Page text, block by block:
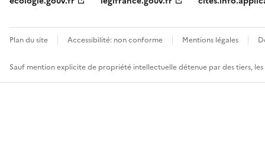
Plan du site Accessibilité: non conforme Mentions légales
Sauf mention explicite de propriété intellectuelle détenue par des tiers,